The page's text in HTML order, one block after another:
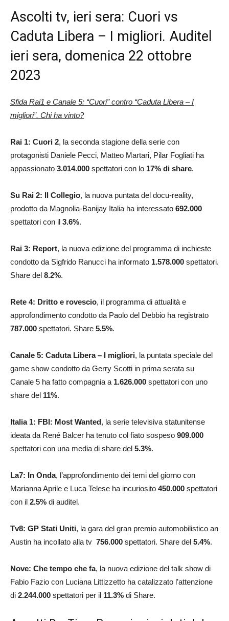
Ascolti tv, ieri sera: Cuori vs
Caduta Libera – I migliori. Auditel
ieri sera, domenica 22 ottobre
2023
Sfida Rai1 e Canale 5: “Cuori” contro “Caduta Libera – I
migliori”. Chi ha vinto?
Rai 1: Cuori 2, la seconda stagione della serie con
protagonisti Daniele Pecci, Matteo Martari, Pilar Fogliati ha
appassionato 3.014.000 spettatori con lo 17% di share.
Su Rai 2: Il Collegio, la nuova puntata del docu-reality,
prodotto da Magnolia-Banijay Italia ha interessato 692.000
spettatori con il 3.6%.
Rai 3: Report, la nuova edizione del programma di inchieste
condotto da Sigfrido Ranucci ha informato 1.578.000 spettatori.
Share del 8.2%.
Rete 4: Dritto e rovescio, il programma di attualità e
approfondimento condotto da Paolo del Debbio ha registrato
787.000 spettatori. Share 5.5%.
Canale 5: Caduta Libera – I migliori, la puntata speciale del
game show condotto da Gerry Scotti in prima serata su
Canale 5 ha fatto compagnia a 1.626.000 spettatori con uno
share del 11%.
Italia 1: FBI: Most Wanted, la serie televisiva statunitense
ideata da René Balcer ha tenuto col fiato sospeso 909.000
spettatori con una media di share del 5.3%.
La7: In Onda, l’approfondimento dei temi del giorno con
Marianna Aprile e Luca Telese ha incuriosito 450.000 spettatori
con il 2.5% di auditel.
Tv8: GP Stati Uniti, la gara del gran premio automobilistico an
Austin ha incollato alla tv 756.000 spettatori. Share del 5.4%.
Nove: Che tempo che fa, la nuova edizione del talk show di
Fabio Fazio con Luciana Littizzetto ha catalizzato l’attenzione
di 2.244.000 spettatori per il 11.3% di Share.